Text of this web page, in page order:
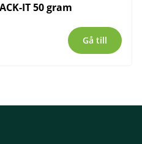
IT 50 gram
Gå till